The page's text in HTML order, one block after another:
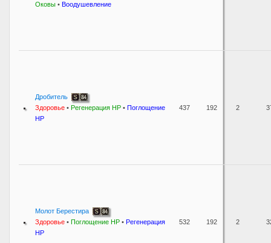
Оковы • Воодушевление
Дробитель
Здоровье • Регенерация HP • Поглощение
HP
437 192 2
Молот Берестира
Здоровье • Поглощение HP • Регенерация
HP
532 192 2